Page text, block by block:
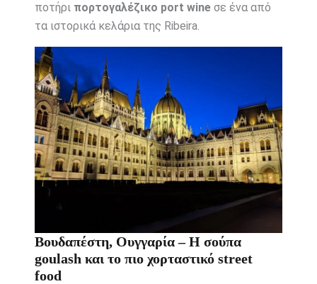
ποτήρι πορτογαλέζικο port wineσε ένα από
τα ιστορικά κελάρια της Ribeira.
Βουδαπέστη, Ουγγαρία – Η σούπα
goulash και το πιο χορταστικό street
food